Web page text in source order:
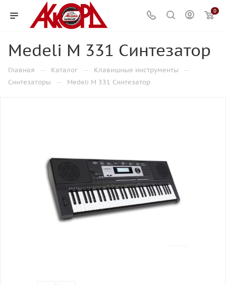
0
Medeli М 331 Синтезатор
Главная — Каталог — Клавишные инструменты —
Синтезаторы — Medeli М 331 Синтезатор